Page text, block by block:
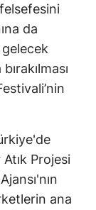
da
Atık Projesi
ana